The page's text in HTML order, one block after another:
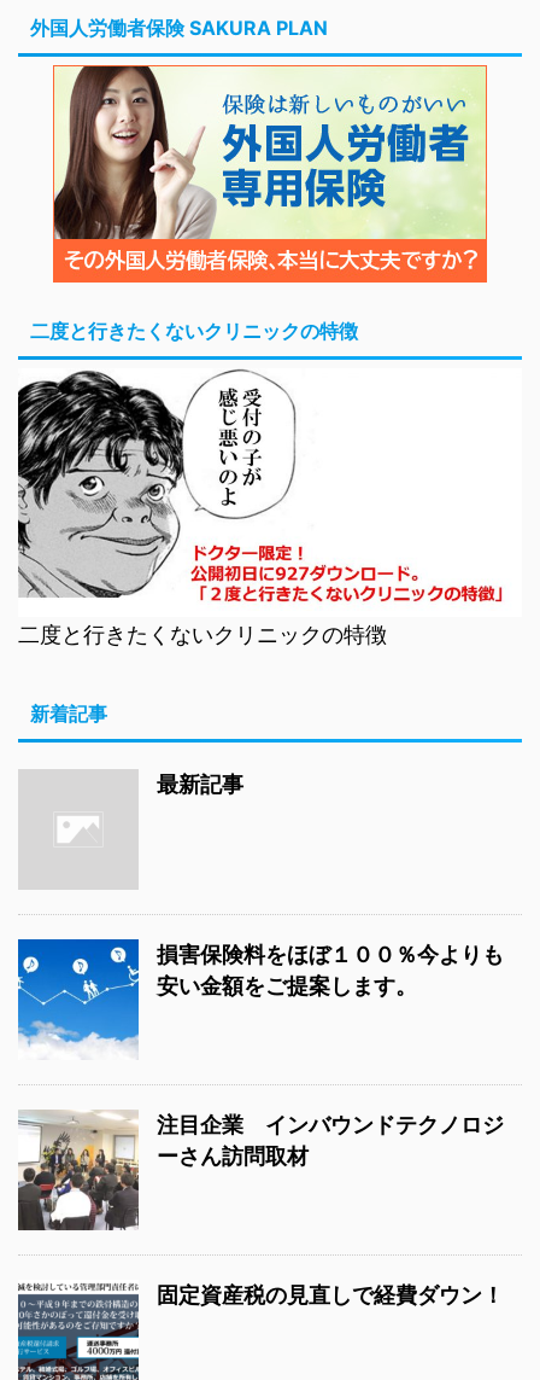
外国人労働者保険 SAKURA PLAN
二度と行きたくないクリニックの特徴
二度と行きたくないクリニックの特徴
新着記事
最新記事
損害保険料をほぼ１００％今よりも
安い金額をご提案します。
注目企業 インバウンドテクノロジ
ーさん訪問取材
固定資産税の見直しで経費ダウン！